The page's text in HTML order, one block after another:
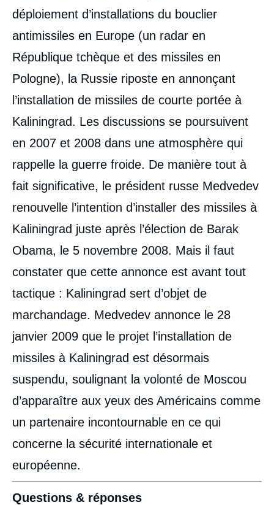
déploiement d’installations du bouclier
antimissiles en Europe (un radar en
République tchèque et des missiles en
Pologne), la Russie riposte en annonçant
l’installation de missiles de courte portée à
Kaliningrad. Les discussions se poursuivent
en 2007 et 2008 dans une atmosphère qui
rappelle la guerre froide. De manière tout à
fait significative, le président russe Medvedev
renouvelle l’intention d’installer des missiles à
Kaliningrad juste après l’élection de Barak
Obama, le 5 novembre 2008. Mais il faut
constater que cette annonce est avant tout
tactique : Kaliningrad sert d’objet de
marchandage. Medvedev annonce le 28
janvier 2009 que le projet l’installation de
missiles à Kaliningrad est désormais
suspendu, soulignant la volonté de Moscou
d’apparaître aux yeux des Américains comme
un partenaire incontournable en ce qui
concerne la sécurité internationale et
européenne.
Questions & réponses
Image
de
couverture